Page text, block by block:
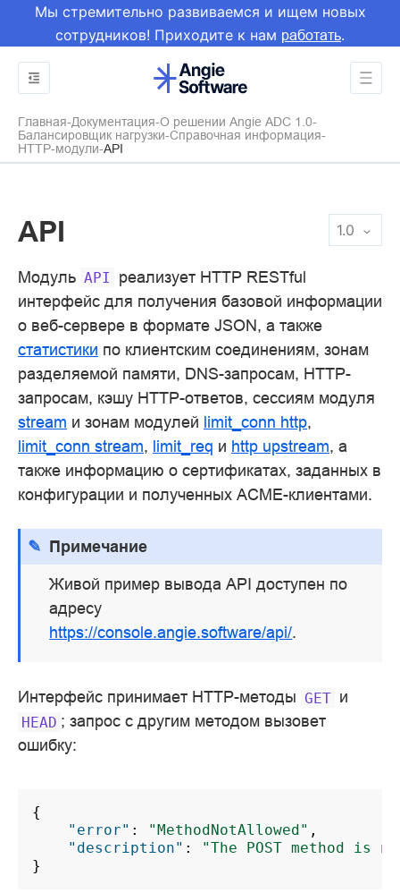
Мы стремительно развиваемся и ищем новых
сотрудников! Приходите к нам работать.
Главная Документация О решении Angie ADC 1.0
Балансировщик нагрузки Справочная информация
HTTP-модули API
1.0
API
Модуль API
реализует HTTP RESTful
интерфейс для получения базовой информации
о веб-сервере в формате JSON, а также
статистики по клиентским соединениям, зонам
разделяемой памяти, DNS-запросам, HTTP-
запросам, кэшу HTTP-ответов, сессиям модуля
stream и зонам модулей limit_conn http,
limit_conn stream, limit_req и http upstream, а
также информацию о сертификатах, заданных в
конфигурации и полученных ACME-клиентами.
Примечание
Живой пример вывода API доступен по
адресу
https://console.angie.software/api/.
Интерфейс принимает HTTP-методы GET и
HEAD ; запрос с другим методом вызовет
ошибку:
{
"error" : "MethodNotAllowed" ,
"description" :
"The POST method
}